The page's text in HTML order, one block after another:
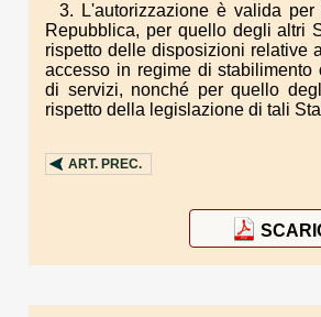
3. L'autorizzazione è valida
Repubblica, per quello degli altri
rispetto delle disposizioni relative
accesso in regime di stabilimento
di servizi, nonché per quello
rispetto della legislazione di tali
ART. PREC.